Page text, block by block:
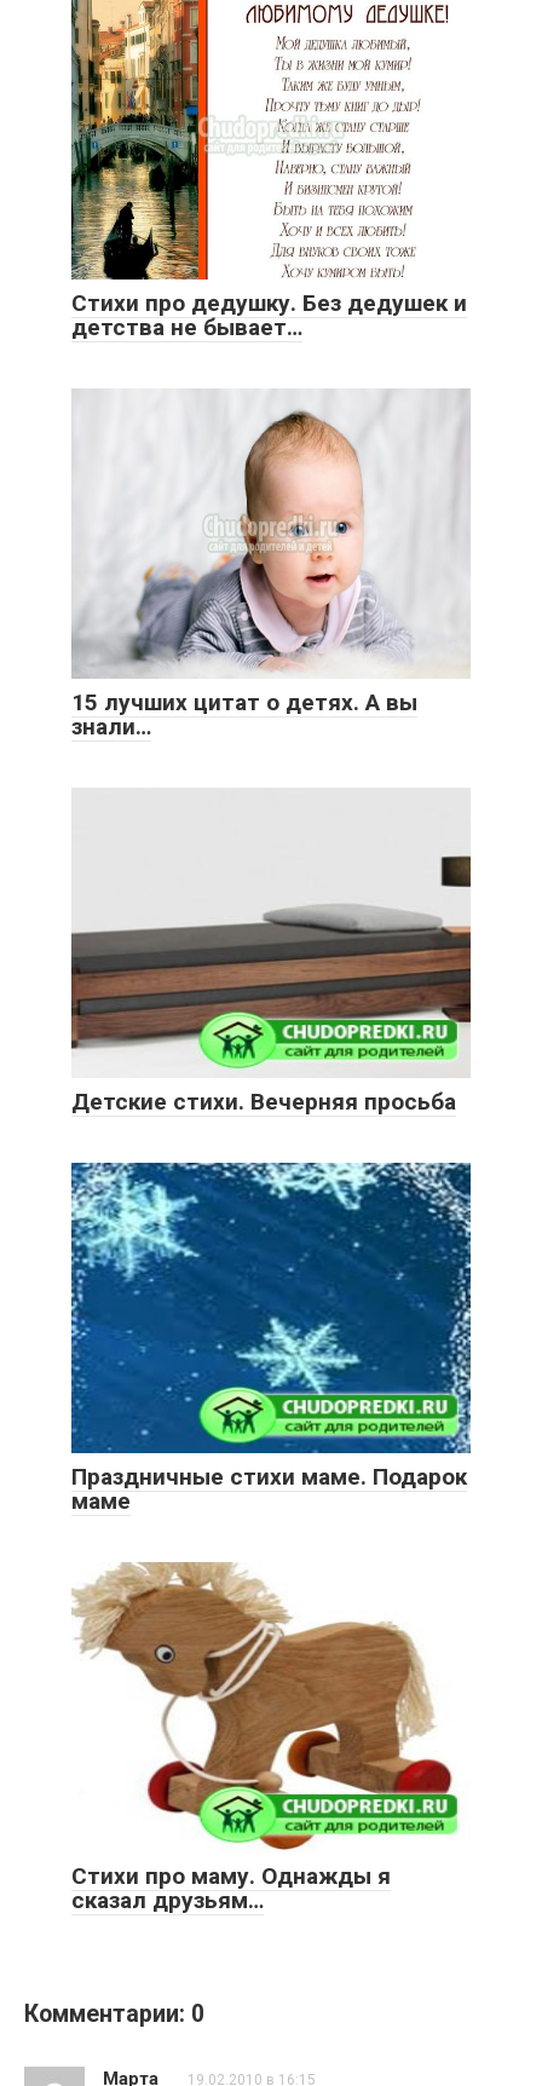
Стихи про дедушку. Без дедушек и
детства не бывает…
15 лучших цитат о детях. А вы
знали…
Детские стихи. Вечерняя просьба
Праздничные стихи маме. Подарок
маме
Стихи про маму. Однажды я
сказал дрyзьям…
Комментарии: 0
Марта 19.02.2010 в 16:15